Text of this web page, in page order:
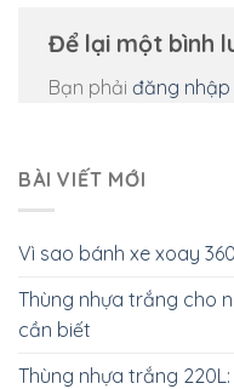
Để lại một bình
Bạn phải đăng nhập
BÀI VIẾT MỚI
Vì sao bánh xe xoay
Thùng nhựa trắng cho
cần biết
Thùng nhựa trắng